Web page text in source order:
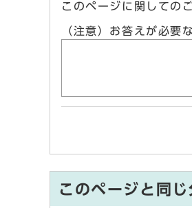
このページに関しての
（注意）お答えが必要
このページと同